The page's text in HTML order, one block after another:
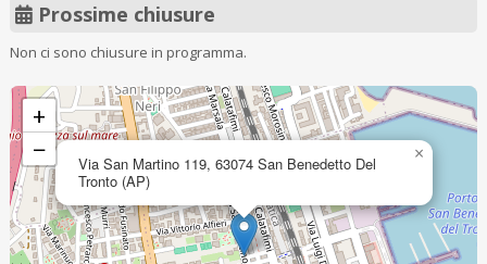
Prossime chiusure
Non ci sono chiusure in programma.
Via San Martino 119, 63074 San Benedetto Del
Tronto (AP)
×
+
−